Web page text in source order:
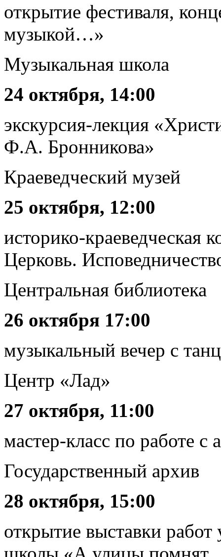
открытие фестиваля,
музыкой…»
Музыкальная школа
24 октября, 14:00
экскурсия-лекция
Ф.А. Бронникова»
Краеведческий музей
25 октября, 12:00
историко-краеведческая
Церковь.
Центральная библиотека
26 октября 17:00
музыкальный вечер с
Центр «Лад»
27 октября, 11:00
мастер-класс по работе
Государственный архив
28 октября, 15:00
открытие выставки